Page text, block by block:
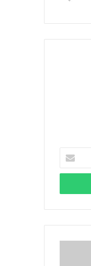
Posta
adresinizi